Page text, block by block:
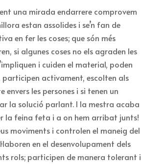
una mirada endarrere comprovem
estan assolides i se’n fan de
en fer les coses; que són més
si algunes coses no els agraden les
i cuiden el material, poden
activament, escolten als
envers les persones i si tenen un
la solució parlant. I la mestra acaba
la feina feta i a on hem arribat junts!
moviments i controlen el maneig del
en el desenvolupament dels
rols; participen de manera tolerant i